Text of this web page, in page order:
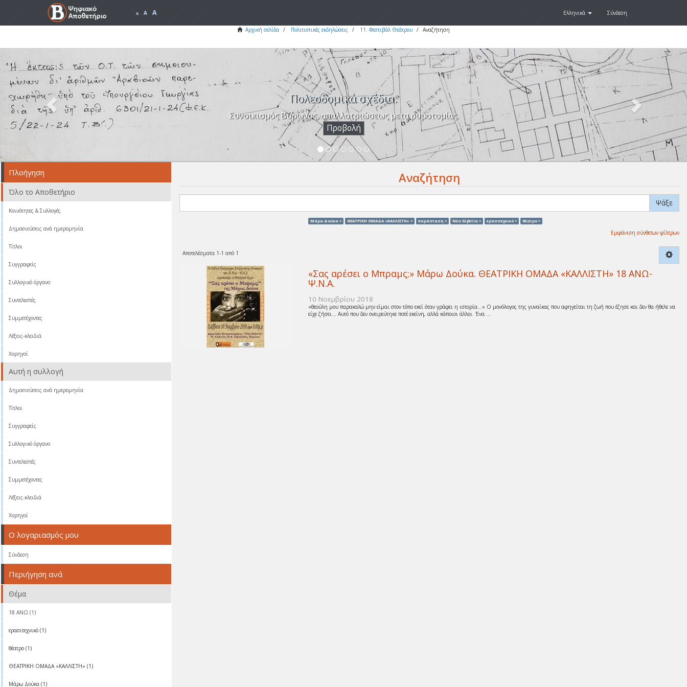
A A A Ελληνικά Σύνδεση
Αρχική σελίδα Πολιτιστικές εκδηλώσεις 11. Φεστιβάλ Θεάτρου Αναζήτηση
Πολεοδομικά σχέδια.
Συνοικισμός Βύρωνος, απαλλοτριώσεως μετα ρυμοτομίας.
Προβολή
Next
Αναζήτηση
Ψάξε
Μάρω Δούκα × ΘΕΑΤΡΙΚΗ ΟΜΑΔΑ «ΚΑΛΛΙΣΤΗ» × παράσταση × Νέα Ελβετία × ερασιτεχνικό × θέατρο ×
Εμφάνιση σύνθετων φίλτρων
Αποτελέσματα 1-1 από 1
«Σας αρέσει ο Μπραμς;» Μάρω Δούκα. ΘΕΑΤΡΙΚΗ ΟΜΑΔΑ «ΚΑΛΛΙΣΤΗ» 18 ΑΝΩ-
Ψ.Ν.Α.
10 Νοεμβρίου 2018
«θεούλη μου παρακαλώ μην είμαι στον τόπο εκεί όταν γράφει η ιστορία…» Ο μονόλογος της γυναίκας που αφηγείται τη ζωή που έζησε και δεν θα ήθελε να
είχε ζήσει… Αυτό που δεν ονειρεύτηκε ποτέ εκείνη, αλλά κάποιοι άλλοι. Ένα ...
Πλοήγηση
Όλο το Αποθετήριο
Κοινότητες & Συλλογές
Δημοσιεύσεις ανά ημερομηνία
Τίτλοι
Συγγραφείς
Συλλογικό όργανο
Συντελεστές
Συμμετέχοντες
Λέξεις-κλειδιά
Χορηγοί
Αυτή η συλλογή
Δημοσιεύσεις ανά ημερομηνία
Τίτλοι
Συγγραφείς
Συλλογικό όργανο
Συντελεστές
Συμμετέχοντες
Λέξεις-κλειδιά
Χορηγοί
Ο λογαριασμός μου
Σύνδεση
Περιήγηση ανά
Θέμα
18 ΑΝΩ (1)
ερασιτεχνικό (1)
θέατρο (1)
ΘΕΑΤΡΙΚΗ ΟΜΑΔΑ «ΚΑΛΛΙΣΤΗ» (1)
Μάρω Δούκα (1)